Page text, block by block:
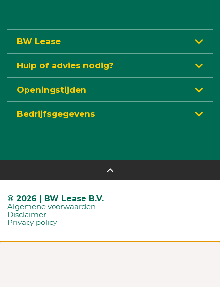
BW Lease
Hulp of advies nodig?
Openingstijden
Bedrijfsgegevens
® 2026 | BW Lease B.V.
Algemene voorwaarden
Disclaimer
Privacy policy